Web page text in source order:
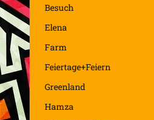
Besuch
Elena
Farm
Feiertage+Feiern
Greenland
Hamza